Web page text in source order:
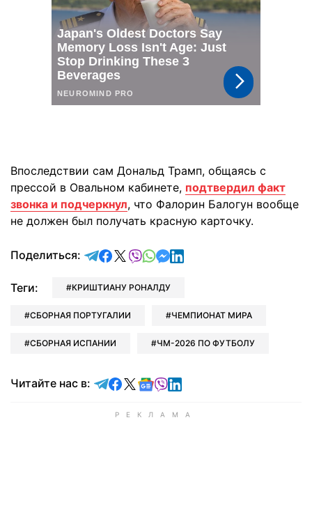
Впоследствии сам Дональд Трамп, общаясь с
прессой в Овальном кабинете, подтвердил факт
звонка и подчеркнул, что Фалорин Балогун вообще
не должен был получать красную карточку.
Поделиться: отправить в Telegram
поделиться в Facebook
поделиться в X
отправить в Viber
отправить в Whatsapp
отправить в Messenger
отправить в LinkedIn
Теги: КРИШТИАНУ РОНАЛДУ
СБОРНАЯ ПОРТУГАЛИИ ЧЕМПИОНАТ МИРА
СБОРНАЯ ИСПАНИИ ЧМ-2026 ПО ФУТБОЛУ
Читайте нас в: Читайте в Telegram
Читайте в Facebook
Читайте в X
Читайте в Google news
Читайте в Viber
Читайте в LinkedIn